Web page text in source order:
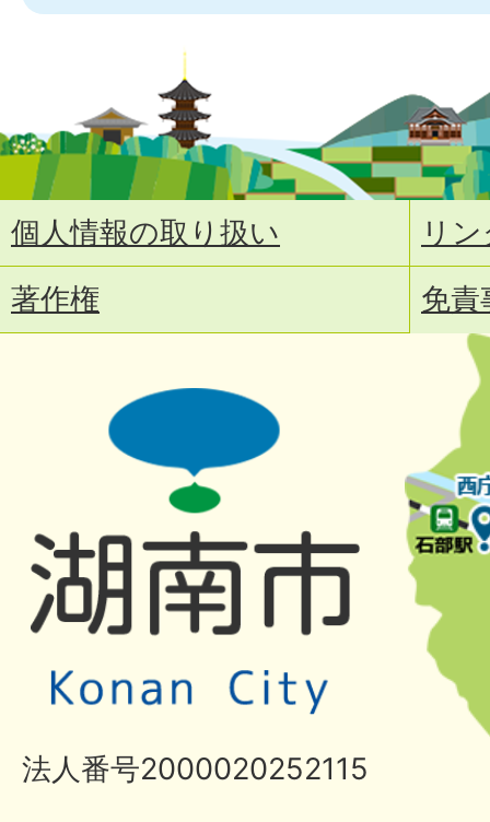
個人情報の取り扱い
リ
著作権
免責
法人番号2000020252115